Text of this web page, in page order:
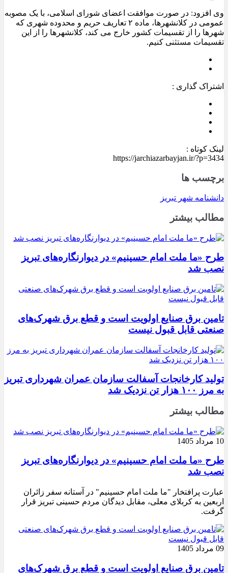
وی افزود: در صورت موافقت اعضای شورای اسلامی، با یک مصوبه
عمومی در کلانشهرها، ماده ۲ تعاریف حریم و محدوده شهری که
شهرها را از تقسیمات کشور خارج می کند، کلانشهرها را از این
تقسیمات مستثنی کنیم.
اشتراک گذاری :
لینک کوتاه :
https://jarchiazarbayjan.ir/?p=3434
برچسب ها
دانشنامه شهر تبریز
مطالب بیشتر
طرح «ما ملت امام حسینیم» در دیوارنگاره‌های تبریز
نصب شد
تامین برق صنایع اولویت است و قطع برق شهرک‌های
صنعتی قابل قبول نیست
تولید کارخانجات آسفالت سازمان عمران شهرداری تبریز
به مرز ۱۰۰ هزار تن نزدیک شد
مطالب بیشتر
10 مرداد 1405
طرح «ما ملت امام حسینیم» در دیوارنگاره‌های تبریز
نصب شد
عبارت پرافتخار "ما ملت امام حسینیم" در آستانه سفر زائران
اربعین به کربلای معلی، مقابل دیدگان مردم حسینی تبریز قرار
گرفت.
09 مرداد 1405
تامین برق صنایع اولویت است و قطع برق شهرک‌های